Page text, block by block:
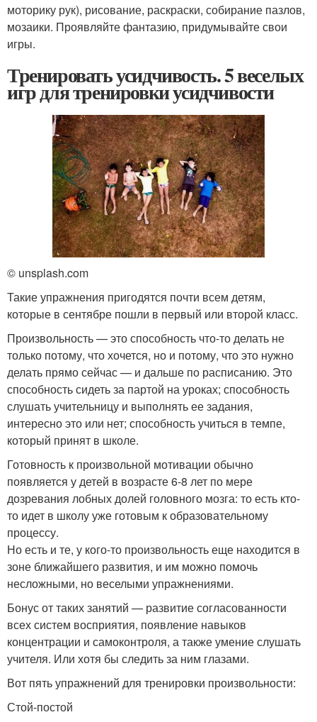
моторику рук), рисование, раскраски, собирание пазлов,
мозаики. Проявляйте фантазию, придумывайте свои
игры.
Тренировать усидчивость. 5 веселых
игр для тренировки усидчивости
© unsplash.com
Такие упражнения пригодятся почти всем детям,
которые в сентябре пошли в первый или второй класс.
Произвольность — это способность что-то делать не
только потому, что хочется, но и потому, что это нужно
делать прямо сейчас — и дальше по расписанию. Это
способность сидеть за партой на уроках; способность
слушать учительницу и выполнять ее задания,
интересно это или нет; способность учиться в темпе,
который принят в школе.
Готовность к произвольной мотивации обычно
появляется у детей в возрасте 6-8 лет по мере
дозревания лобных долей головного мозга: то есть кто-
то идет в школу уже готовым к образовательному
процессу.
Но есть и те, у кого-то произвольность еще находится в
зоне ближайшего развития, и им можно помочь
несложными, но веселыми упражнениями.
Бонус от таких занятий — развитие согласованности
всех систем восприятия, появление навыков
концентрации и самоконтроля, а также умение слушать
учителя. Или хотя бы следить за ним глазами.
Вот пять упражнений для тренировки произвольности:
Стой-постой